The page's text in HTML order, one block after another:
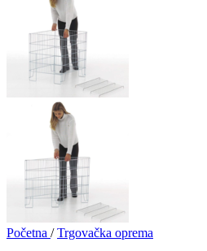
Početna / Trgovačka oprema